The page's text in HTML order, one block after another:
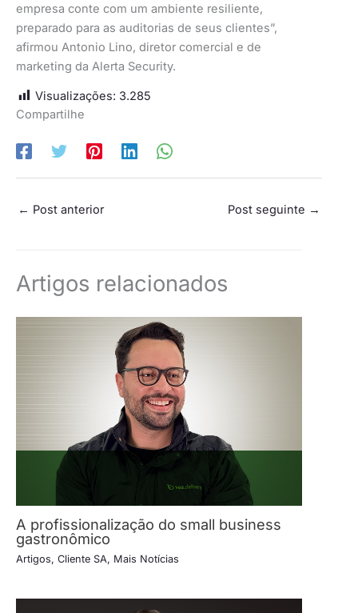
empresa conte com um ambiente resiliente,
preparado para as auditorias de seus clientes”,
afirmou Antonio Lino, diretor comercial e de
marketing da Alerta Security.
Visualizações: 3.285
Compartilhe
← Post anterior Post seguinte →
Artigos relacionados
A profissionalização do small business
gastronômico
Artigos, Cliente SA, Mais Notícias